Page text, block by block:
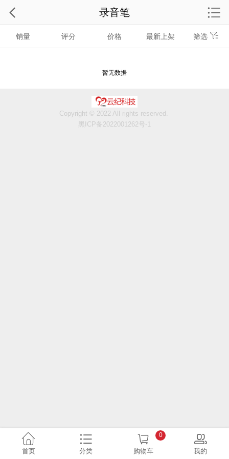
销量 评分 价格 最新上架 筛选
暂无数据
录音笔
Copyright © 2022 All rights reserved.
黑ICP备2022001262号-1
首页 分类 购物车
0
我的